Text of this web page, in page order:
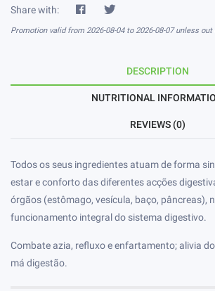
Share with:
Promotion valid from 2026-08-04 to 2026-08-07 unless
DESCRIPTION
NUTRITIONAL
REVIEWS (0)
Todos os seus ingredientes atuam de forma
estar e conforto das diferentes acções
órgãos (estômago, vesícula, baço, pâncreas),
funcionamento integral do sistema digestivo.
Combate azia, refluxo e enfartamento; alivia
má digestão.